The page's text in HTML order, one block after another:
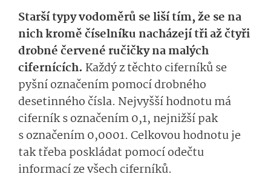
Starší typy vodoměrů se liší tím, že se na
nich kromě číselníku nacházejí tři až čtyři
drobné červené ručičky na malých
cifernících. Každý z těchto ciferníků se
pyšní označením pomocí drobného
desetinného čísla. Nejvyšší hodnotu má
ciferník s označením 0,1, nejnižší pak
s označením 0,0001. Celkovou hodnotu je
tak třeba poskládat pomocí odečtu
informací ze všech ciferníků.